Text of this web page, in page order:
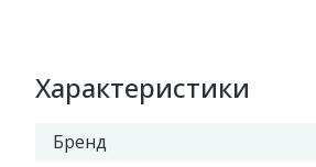
Характеристики
Бренд